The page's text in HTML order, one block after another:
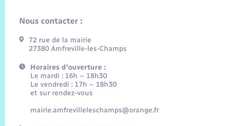
Nous contacter :
72 rue de la mairie
27380 Amfreville-les-Champs
Horaires d'ouverture :
Le mardi : 16h – 18h30
Le vendredi : 17h – 18h30
et sur rendez-vous
mairie.amfrevilleleschamps@orange.fr